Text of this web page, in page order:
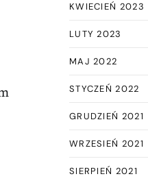
KWIECIEŃ 2023
LUTY 2023
MAJ 2022
STYCZEŃ 2022
GRUDZIEŃ 2021
WRZESIEŃ 2021
SIERPIEŃ 2021